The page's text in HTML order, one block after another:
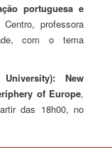
portuguesa e
professora
com o tema
New
of Europe,
das 18h00, no